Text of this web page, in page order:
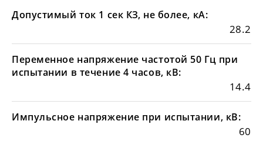
Допустимый ток 1 сек КЗ, не более, кА:
28.2
Переменное напряжение частотой 50 Гц при
испытании в течение 4 часов, кВ:
14.4
Импульсное напряжение при испытании, кВ:
60